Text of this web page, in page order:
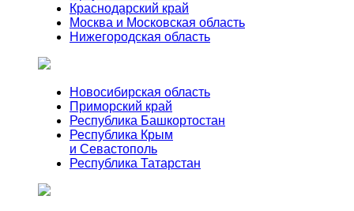
Краснодарский край
Москва и Московская область
Нижегородская область
Новосибирская область
Приморский край
Республика Башкортостан
Республика Крым
и Севастополь
Республика Татарстан